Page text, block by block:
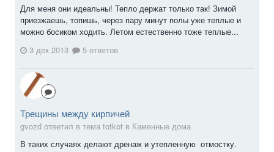
Для меня они идеальны! Тепло держат только так! Зимой
приезжаешь, топишь, через пару минут полы уже теплые и
можно босиком ходить. Летом естественно тоже теплые...
3 дек 2013
5 ответов
Трещины между кирпичей
gvozd ответил в тема totkot в Каменные дома
В таких случаях делают дренаж и утепленную отмостку.